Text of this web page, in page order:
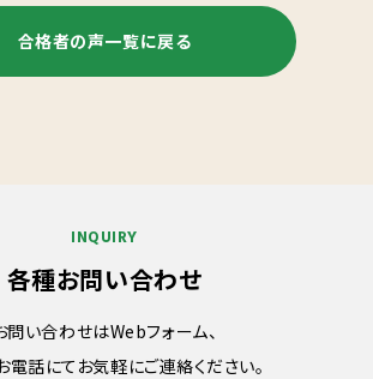
合格者の声一覧に戻る
INQUIRY
各種お問い合わせ
問い合わせはWebフォーム、
電話にてお気軽にご連絡ください。